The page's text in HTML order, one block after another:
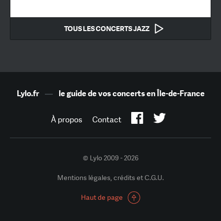
TOUS LES CONCERTS JAZZ
Lylo.fr— le guide de vos concerts en Île-de-France
À propos Contact
© Lylo 2009 - 2026
Mentions légales, crédits et C.G.U.
Haut de page